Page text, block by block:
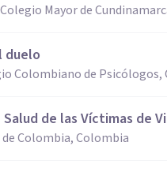
Mayor de
duelo
Colombiano de Psicólogos,
de las Víctimas de
Colombia, Colombia